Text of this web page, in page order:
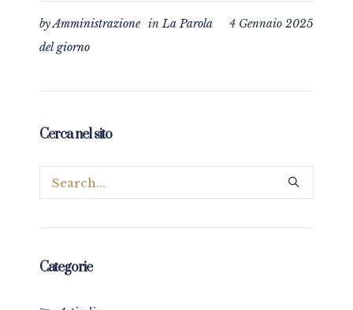
4 Gennaio 2025
byAmministrazione inLa Parola
del giorno
Cerca nel sito
Categorie